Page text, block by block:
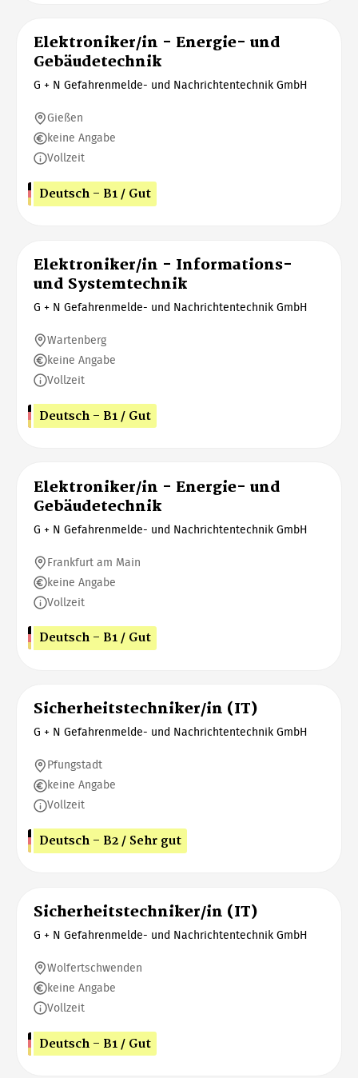
Elektroniker/in - Energie- und
Gebäudetechnik
G + N Gefahrenmelde- und Nachrichtentechnik GmbH
Gießen
keine Angabe
Vollzeit
Deutsch - B1 / Gut
Elektroniker/in - Informations-
und Systemtechnik
G + N Gefahrenmelde- und Nachrichtentechnik GmbH
Wartenberg
keine Angabe
Vollzeit
Deutsch - B1 / Gut
Elektroniker/in - Energie- und
Gebäudetechnik
G + N Gefahrenmelde- und Nachrichtentechnik GmbH
Frankfurt am Main
keine Angabe
Vollzeit
Deutsch - B1 / Gut
Sicherheitstechniker/in (IT)
G + N Gefahrenmelde- und Nachrichtentechnik GmbH
Pfungstadt
keine Angabe
Vollzeit
Deutsch - B2 / Sehr gut
Sicherheitstechniker/in (IT)
G + N Gefahrenmelde- und Nachrichtentechnik GmbH
Wolfertschwenden
keine Angabe
Vollzeit
Deutsch - B1 / Gut